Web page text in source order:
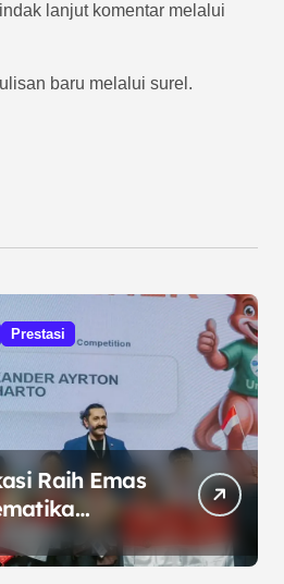
lanjut komentar melalui
baru melalui surel.
Prestasi
Raih Emas